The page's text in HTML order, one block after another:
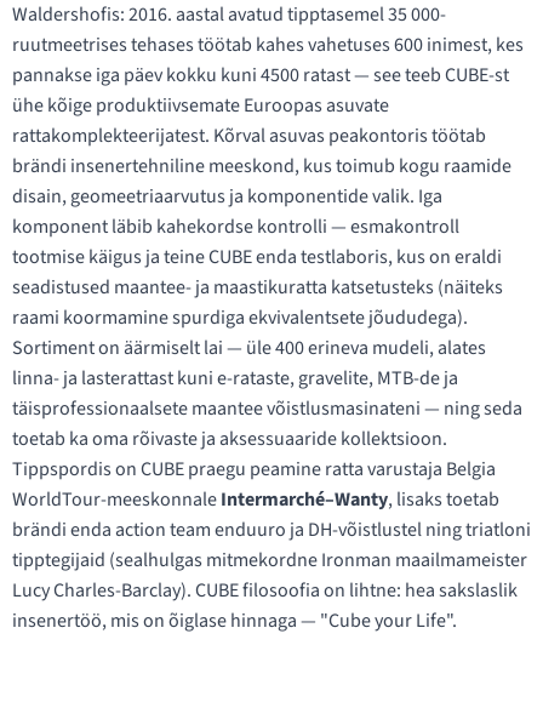
Waldershofis: 2016. aastal avatud tipptasemel 35 000-
ruutmeetrises tehases töötab kahes vahetuses 600 inimest, kes
pannakse iga päev kokku kuni 4500 ratast — see teeb CUBE-st
ühe kõige produktiivsemate Euroopas asuvate
rattakomplekteerijatest. Kõrval asuvas peakontoris töötab
brändi insenertehniline meeskond, kus toimub kogu raamide
disain, geomeetriaarvutus ja komponentide valik. Iga
komponent läbib kahekordse kontrolli — esmakontroll
tootmise käigus ja teine CUBE enda testlaboris, kus on eraldi
seadistused maantee- ja maastikuratta katsetusteks (näiteks
raami koormamine spurdiga ekvivalentsete jõududega).
Sortiment on äärmiselt lai — üle 400 erineva mudeli, alates
linna- ja lasterattast kuni e-rataste, gravelite, MTB-de ja
täisprofessionaalsete maantee võistlusmasinateni — ning seda
toetab ka oma rõivaste ja aksessuaaride kollektsioon.
Tippspordis on CUBE praegu peamine ratta varustaja Belgia
WorldTour-meeskonnaleIntermarché–Wanty, lisaks toetab
brändi enda action team enduuro ja DH-võistlustel ning triatloni
tipptegijaid (sealhulgas mitmekordne Ironman maailmameister
Lucy Charles-Barclay). CUBE filosoofia on lihtne: hea sakslaslik
insenertöö, mis on õiglase hinnaga — "Cube your Life".